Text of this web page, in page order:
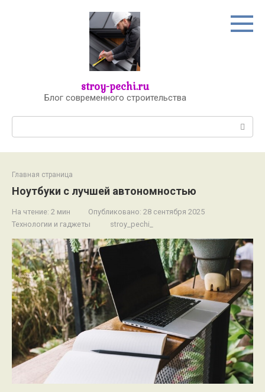
stroy-pechi.ru
Блог современного строительства
Главная страница
Ноутбуки с лучшей автономностью
На чтение: 2 мин Опубликовано: 28 сентября 2025
Технологии и гаджеты
stroy_pechi_